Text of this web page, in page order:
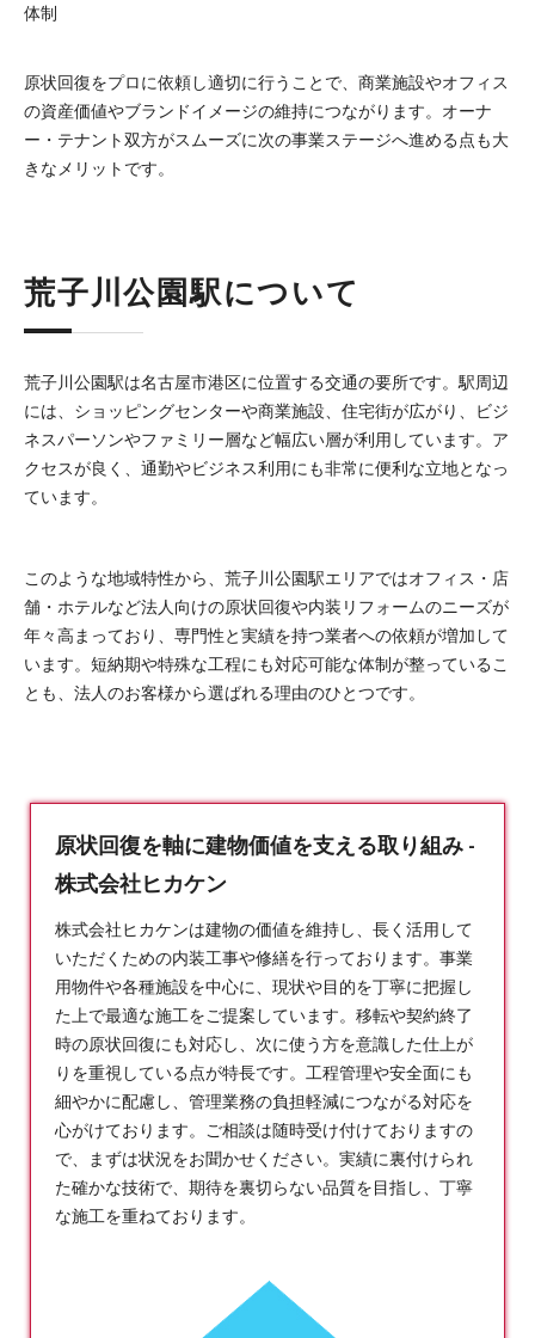
体制
原状回復をプロに依頼し適切に行うことで、商業施設やオフィス
の資産価値やブランドイメージの維持につながります。オーナ
ー・テナント双方がスムーズに次の事業ステージへ進める点も大
きなメリットです。
荒子川公園駅について
荒子川公園駅は名古屋市港区に位置する交通の要所です。駅周辺
には、ショッピングセンターや商業施設、住宅街が広がり、ビジ
ネスパーソンやファミリー層など幅広い層が利用しています。ア
クセスが良く、通勤やビジネス利用にも非常に便利な立地となっ
ています。
このような地域特性から、荒子川公園駅エリアではオフィス・店
舗・ホテルなど法人向けの原状回復や内装リフォームのニーズが
年々高まっており、専門性と実績を持つ業者への依頼が増加して
います。短納期や特殊な工程にも対応可能な体制が整っているこ
とも、法人のお客様から選ばれる理由のひとつです。
原状回復を軸に建物価値を支える取り組み -
株式会社ヒカケン
株式会社ヒカケンは建物の価値を維持し、長く活用して
いただくための内装工事や修繕を行っております。事業
用物件や各種施設を中心に、現状や目的を丁寧に把握し
た上で最適な施工をご提案しています。移転や契約終了
時の原状回復にも対応し、次に使う方を意識した仕上が
りを重視している点が特長です。工程管理や安全面にも
細やかに配慮し、管理業務の負担軽減につながる対応を
心がけております。ご相談は随時受け付けておりますの
で、まずは状況をお聞かせください。実績に裏付けられ
た確かな技術で、期待を裏切らない品質を目指し、丁寧
な施工を重ねております。